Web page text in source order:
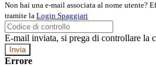
Non hai una e-mail associata al nome utente?
tramite la Login Spaggiari
E-mail inviata, si prega di controllare la
Errore